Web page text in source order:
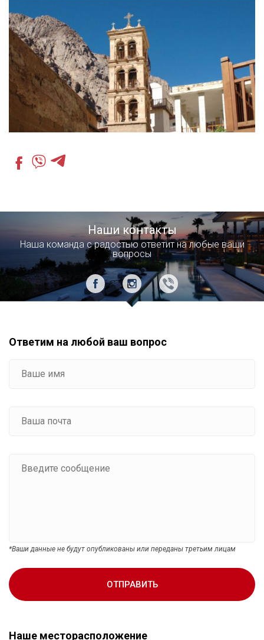
Наши контакты
Наша команда с радостью ответит на любые ваши
вопросы
Ответим на любой ваш вопрос
*Ваши данные не будут опубликованы или переданы третьим лицам
ОТПРАВИТЬ
Наше месторасположение